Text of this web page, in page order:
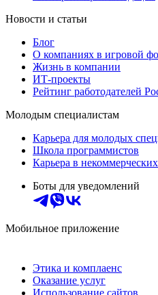
Новости и статьи
Блог
О компаниях в игровой
Жизнь в компании
ИТ-проекты
Рейтинг работодателей
Молодым специалистам
Карьера для молодых
Школа программистов
Карьера в
Боты для уведомлений
Мобильное приложение
Этика и комплаенс
Оказание услуг